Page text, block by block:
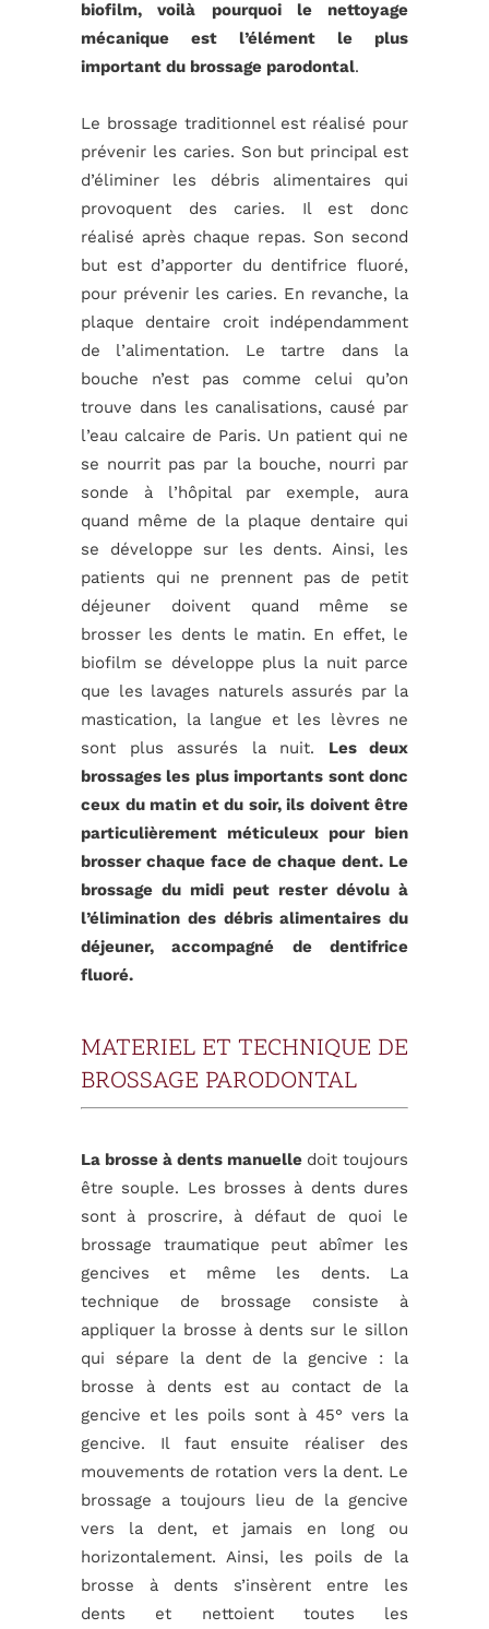
biofilm, voilà pourquoi le nettoyage
mécanique est l’élément le plus
important du brossage parodontal.
Le brossage traditionnel est réalisé pour
prévenir les caries. Son but principal est
d’éliminer les débris alimentaires qui
provoquent des caries. Il est donc
réalisé après chaque repas. Son second
but est d’apporter du dentifrice fluoré,
pour prévenir les caries. En revanche, la
plaque dentaire croit indépendamment
de l’alimentation. Le tartre dans la
bouche n’est pas comme celui qu’on
trouve dans les canalisations, causé par
l’eau calcaire de Paris. Un patient qui ne
se nourrit pas par la bouche, nourri par
sonde à l’hôpital par exemple, aura
quand même de la plaque dentaire qui
se développe sur les dents. Ainsi, les
patients qui ne prennent pas de petit
déjeuner doivent quand même se
brosser les dents le matin. En effet, le
biofilm se développe plus la nuit parce
que les lavages naturels assurés par la
mastication, la langue et les lèvres ne
sont plus assurés la nuit. Les deux
brossages les plus importants sont donc
ceux du matin et du soir, ils doivent être
particulièrement méticuleux pour bien
brosser chaque face de chaque dent. Le
brossage du midi peut rester dévolu à
l’élimination des débris alimentaires du
déjeuner, accompagné de dentifrice
fluoré.
MATERIEL ET TECHNIQUE DE
BROSSAGE PARODONTAL
La brosse à dents manuelle doit toujours
être souple. Les brosses à dents dures
sont à proscrire, à défaut de quoi le
brossage traumatique peut abîmer les
gencives et même les dents. La
technique de brossage consiste à
appliquer la brosse à dents sur le sillon
qui sépare la dent de la gencive : la
brosse à dents est au contact de la
gencive et les poils sont à 45° vers la
gencive. Il faut ensuite réaliser des
mouvements de rotation vers la dent. Le
brossage a toujours lieu de la gencive
vers la dent, et jamais en long ou
horizontalement. Ainsi, les poils de la
brosse à dents s’insèrent entre les
dents et nettoient toutes les